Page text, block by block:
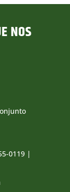
NOS
0119 |